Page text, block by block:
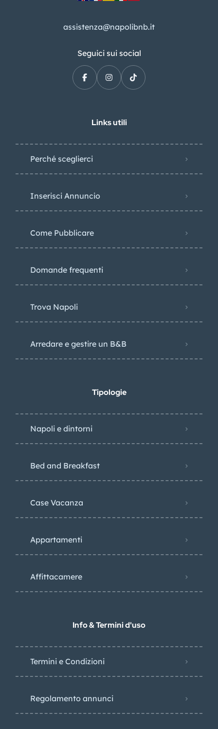
assistenza@napolibnb.it
Seguici sui social
Links utili
Perché sceglierci
Inserisci Annuncio
Come Pubblicare
Domande frequenti
Trova Napoli
Arredare e gestire un B&B
Tipologie
Napoli e dintorni
Bed and Breakfast
Case Vacanza
Appartamenti
Affittacamere
Info & Termini d'uso
Termini e Condizioni
Regolamento annunci